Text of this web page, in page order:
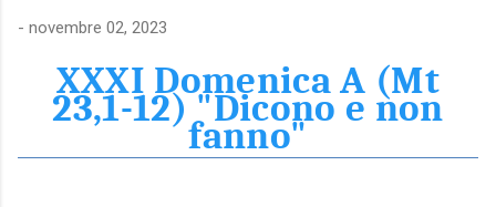
- novembre 02, 2023
XXXI Domenica A (Mt
23,1-12) "Dicono e non
fanno"